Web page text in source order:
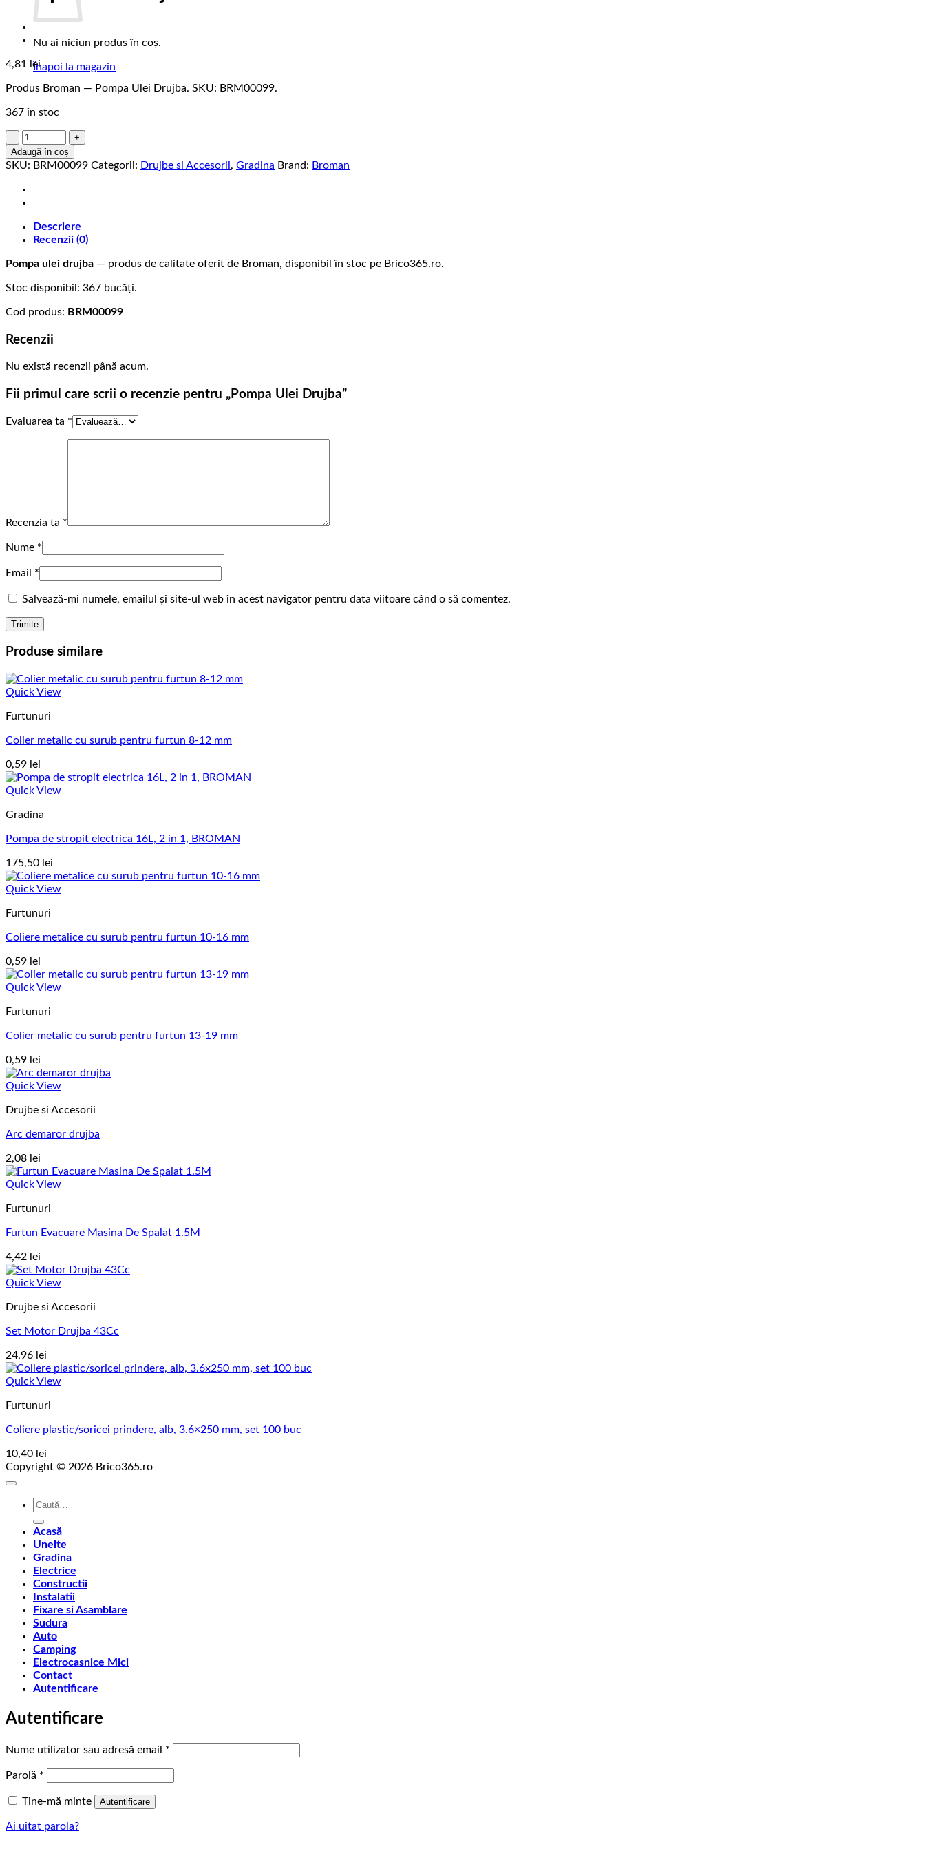
Nu ai niciun produs în coș.
Înapoi la magazin
4,81 lei
Produs Broman — Pompa Ulei Drujba. SKU: BRM00099.
367 în stoc
Cantitate
Pompa
Ulei
Adaugă în coș
SKU: BRM00099 Categorii: Drujbe si Accesorii, Gradina Brand: Broman
Descriere
Recenzii (0)
Pompa ulei drujba — produs de calitate oferit de Broman, disponibil în stoc pe Brico365.ro.
Stoc disponibil: 367 bucăți.
Cod produs: BRM00099
Recenzii
Nu există recenzii până acum.
Fii primul care scrii o recenzie pentru „Pompa Ulei Drujba”
Evaluarea ta *
Recenzia ta *
Nume *
Email *
Salvează-mi numele, emailul și site-ul web în acest navigator pentru data viitoare când o să comentez.
Produse similare
Quick View
Furtunuri
Colier metalic cu surub pentru furtun 8-12 mm
0,59 lei
Quick View
Gradina
Pompa de stropit electrica 16L, 2 in 1, BROMAN
175,50 lei
Quick View
Furtunuri
Coliere metalice cu surub pentru furtun 10-16 mm
0,59 lei
Quick View
Furtunuri
Colier metalic cu surub pentru furtun 13-19 mm
0,59 lei
Quick View
Drujbe si Accesorii
Arc demaror drujba
2,08 lei
Quick View
Furtunuri
Furtun Evacuare Masina De Spalat 1.5M
4,42 lei
Quick View
Drujbe si Accesorii
Set Motor Drujba 43Cc
24,96 lei
Quick View
Furtunuri
Coliere plastic/soricei prindere, alb, 3.6×250 mm, set 100 buc
10,40 lei
Copyright © 2026 Brico365.ro
Caută
Acasă
Unelte
Gradina
Electrice
Constructii
Instalatii
Fixare si Asamblare
Sudura
Auto
Camping
Electrocasnice Mici
Contact
Autentificare
Autentificare
Nume utilizator sau adresă email *
Parolă *
Ține-mă minte Autentificare
Ai uitat parola?